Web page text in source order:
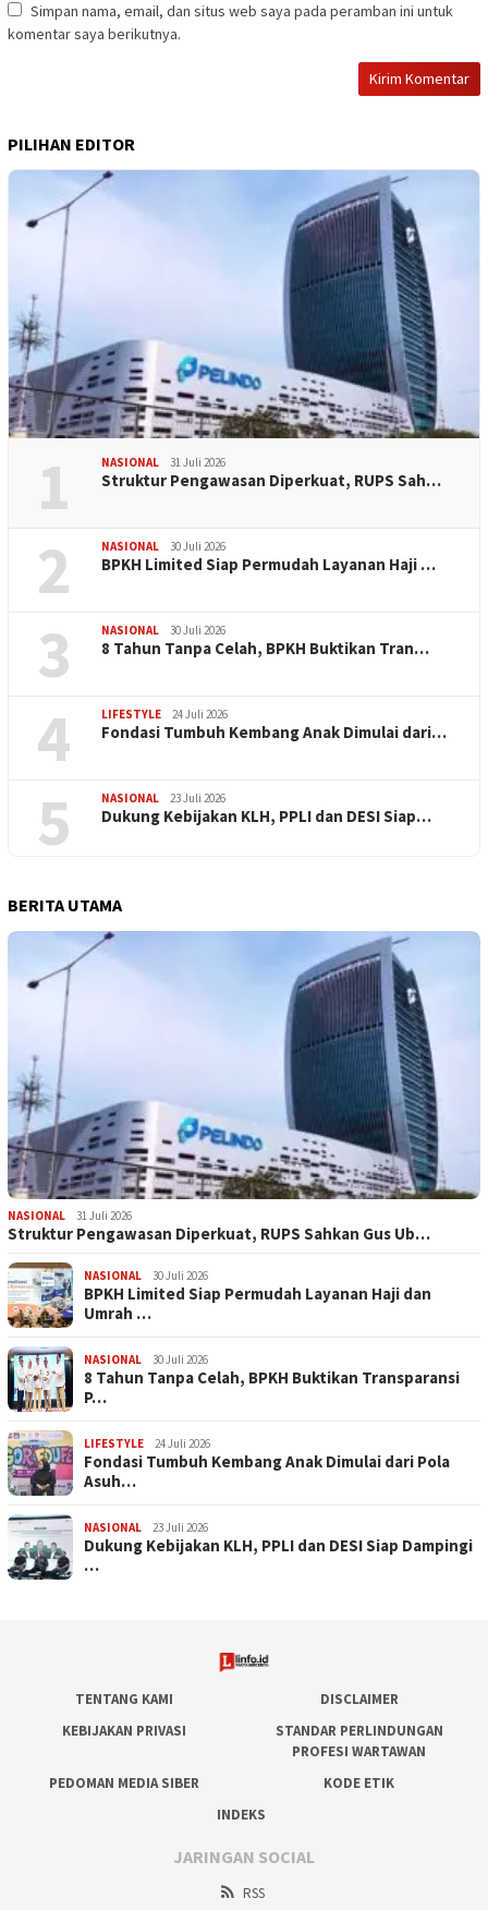
Simpan nama, email, dan situs web saya pada peramban ini untuk
komentar saya berikutnya.
PILIHAN EDITOR
1 NASIONAL 31 Juli 2026
​Struktur Pengawasan Diperkuat, RUPS Sah…
2 NASIONAL 30 Juli 2026
BPKH Limited Siap Permudah Layanan Haji …
3 NASIONAL 30 Juli 2026
​8 Tahun Tanpa Celah, BPKH Buktikan Tran…
4 LIFESTYLE 24 Juli 2026
Fondasi Tumbuh Kembang Anak Dimulai dari…
5 NASIONAL 23 Juli 2026
Dukung Kebijakan KLH, PPLI dan DESI Siap…
BERITA UTAMA
NASIONAL 31 Juli 2026
​Struktur Pengawasan Diperkuat, RUPS Sahkan Gus Ub…
NASIONAL 30 Juli 2026
BPKH Limited Siap Permudah Layanan Haji dan
Umrah …
NASIONAL 30 Juli 2026
​8 Tahun Tanpa Celah, BPKH Buktikan Transparansi
P…
LIFESTYLE 24 Juli 2026
Fondasi Tumbuh Kembang Anak Dimulai dari Pola
Asuh…
NASIONAL 23 Juli 2026
Dukung Kebijakan KLH, PPLI dan DESI Siap Dampingi
…
TENTANG KAMI
DISCLAIMER
KEBIJAKAN PRIVASI
STANDAR PERLINDUNGAN
PROFESI WARTAWAN
PEDOMAN MEDIA SIBER
KODE ETIK
INDEKS
JARINGAN SOCIAL
RSS